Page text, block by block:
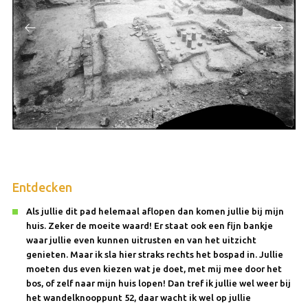
Entdecken
Als jullie dit pad helemaal aflopen dan komen jullie bij mijn
huis. Zeker de moeite waard! Er staat ook een fijn bankje
waar jullie even kunnen uitrusten en van het uitzicht
genieten. Maar ik sla hier straks rechts het bospad in. Jullie
moeten dus even kiezen wat je doet, met mij mee door het
bos, of zelf naar mijn huis lopen! Dan tref ik jullie wel weer bij
het wandelknooppunt 52, daar wacht ik wel op jullie